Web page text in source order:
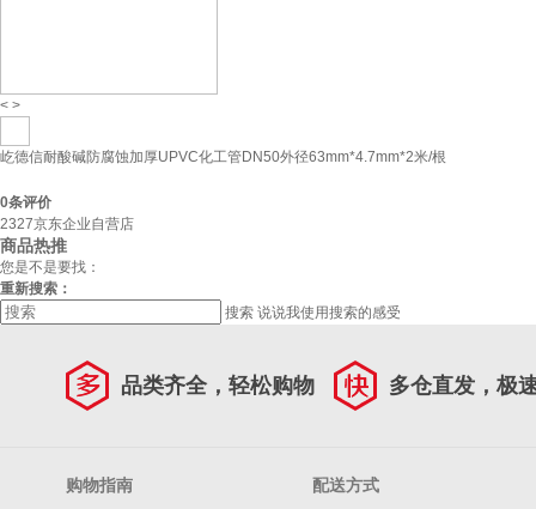
< >
屹德信耐酸碱防腐蚀加厚UPVC化工管DN50外径63mm*4.7mm*2米/根
0条评价
2327京东企业自营店
商品热推
您是不是要找：
重新搜索：
搜索 说说我使用搜索的感受
品类齐全，轻松购物 多仓直发，极
购物指南 配送方式